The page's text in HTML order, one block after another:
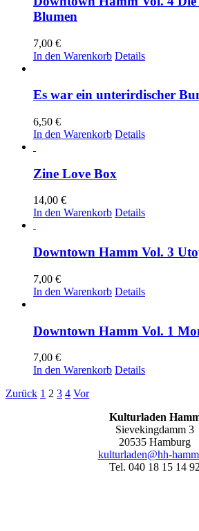
Blumen
7,00 €
In den Warenkorb Details
Es war ein unterirdischer
6,50 €
In den Warenkorb Details
Zine Love Box
14,00 €
In den Warenkorb Details
Downtown Hamm Vol. 3
7,00 €
In den Warenkorb Details
Downtown Hamm Vol. 1
7,00 €
In den Warenkorb Details
Zurück 1 2 3 4 Vor
Kulturladen
Sievekingdamm 3
20535 Hamburg
kulturladen@hh-
Tel. 040 18 15 14 92